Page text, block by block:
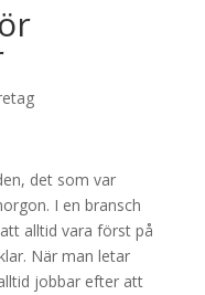
det som var
I en bransch
alltid vara först på
När man letar
jobbar efter att